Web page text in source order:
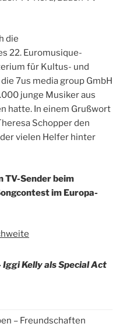
die
22. Euromusique-
für Kultus- und
7us media group GmbH
junge Musiker aus
hatte. In einem Grußwort
Schopper den
vielen Helfer hinter
TV-Sender beim
im Europa-
Kelly als Special Act
– Freundschaften